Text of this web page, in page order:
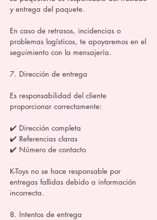
y entrega del paquete.
En caso de retrasos, incidencias o
problemas logísticos, te apoyaremos en el
seguimiento con la mensajería.
7. Dirección de entrega
Es responsabilidad del cliente
proporcionar correctamente:
✔️ Dirección completa
✔️ Referencias claras
✔️ Número de contacto
K-Toys no se hace responsable por
entregas fallidas debido a información
incorrecta.
8. Intentos de entrega